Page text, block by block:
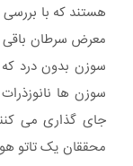
هستند که با
معرض سرطان باقی
سوزن بدون درد
سوزن ها
جای گذاری می
محققان یک تاتو